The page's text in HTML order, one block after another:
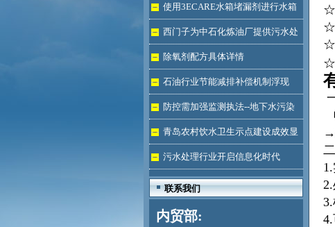
术成功的用途
使用3ECARE水箱堵漏剂进行水箱
免拆堵漏的维修保养技术
西门子为中石化炼油厂提供污水处
理技术除氧剂配方具体详情
石油行业节能减排补偿机制浮现
防控需加强监测执法--地下水污染
加剧青岛农村饮水卫生示点建设成效显
著 污水处理行业开启信息化时代
联系我们
内贸部:
☆
☆
☆
→